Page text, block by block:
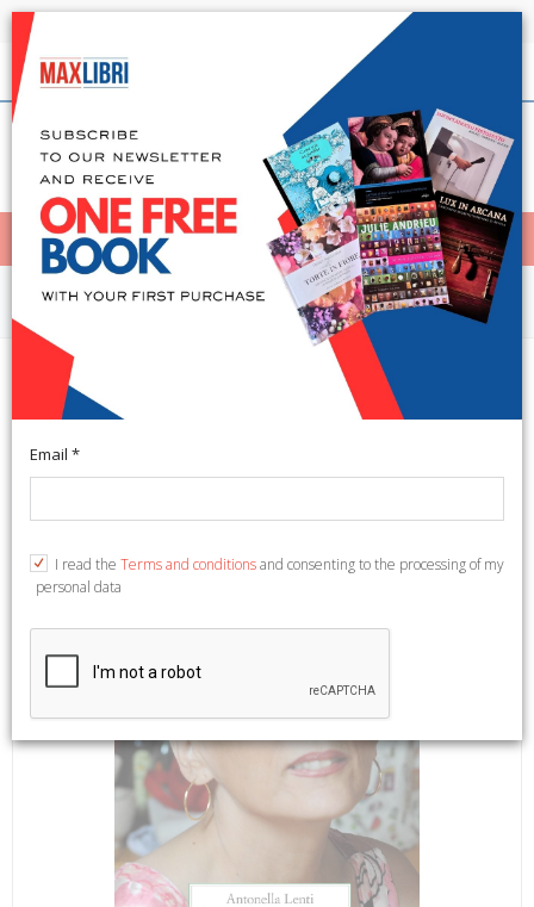
Shipping in 24h for all available books
English
< Home
MENÙ
Arts and Architecture
Tra le braccia di Fritz. La mia bella
estate col cancro
Email *
I read the Terms and conditionsand consenting to the processing of my
personal data